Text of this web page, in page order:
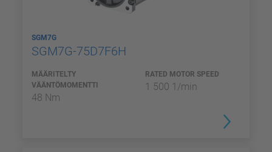
SGM7G
SGM7G-75D7F6H
MÄÄRITELTY
VÄÄNTÖMOMENTTI
48 Nm
RATED MOTOR SPEED
1 500 1/min